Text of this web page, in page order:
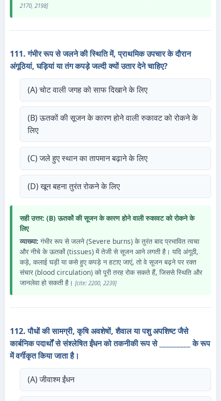
2170, 2198]
111. गंभीर रूप से जलने की स्थिति में, प्राथमिक उपचार के दौरान
अंगूठियां, घड़ियां या तंग कपड़े जल्दी क्यों उतार देने चाहिए?
(A) चोट वाली जगह को साफ दिखाने के लिए
(B) ऊतकों की सूजन के कारण होने वाली रुकावट को रोकने के
लिए
(C) जले हुए स्थान का तापमान बढ़ाने के लिए
(D) खून बहना तुरंत रोकने के लिए
सही उत्तर: (B) ऊतकों की सूजन के कारण होने वाली रुकावट को रोकने के
लिए
व्याख्या: गंभीर रूप से जलने (Severe burns) के तुरंत बाद प्रभावित त्वचा
और नीचे के ऊतकों (tissues) में तेजी से सूजन आने लगती है। यदि अंगूठी,
कड़े, कलाई घड़ी या कसे हुए कपड़े न हटाए जाएं, तो वे सूजन बढ़ने पर रक्त
संचार (blood circulation) को पूरी तरह रोक सकते हैं, जिससे स्थिति और
जानलेवा हो सकती है। [cite: 2200, 2239]
112. पौधों की सामग्री, कृषि अवशेषों, शैवाल या पशु अपशिष्ट जैसे
कार्बनिक पदार्थों से संश्लेषित ईंधन को तकनीकी रूप से _________ के रूप
में वर्गीकृत किया जाता है।
(A) जीवाश्म ईंधन